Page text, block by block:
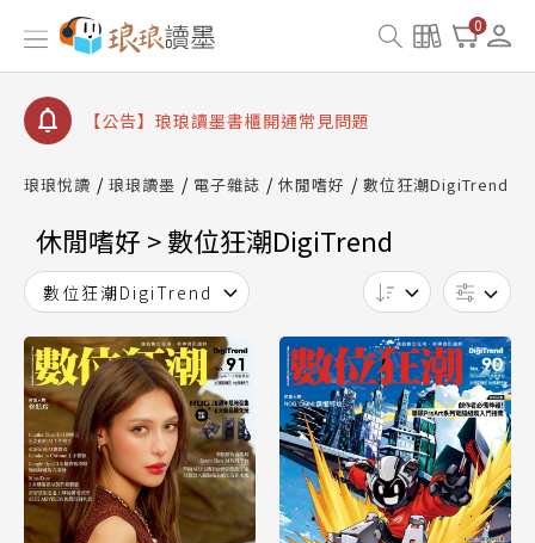
0
【公告】琅琅讀墨數位閱讀資產合併與書櫃開通申請
【公告】琅琅讀墨書櫃開通常見問題
【公告】琅琅讀墨 3 分鐘完成書櫃開通與資產合併申
請圖文教學
查詢
停部分閱讀服務
琅琅悅讀 琅琅讀墨 電子雜誌 休閒嗜好 數位狂潮DigiTrend
休閒嗜好 > 數位狂潮DigiTrend
數位狂潮DigiTrend